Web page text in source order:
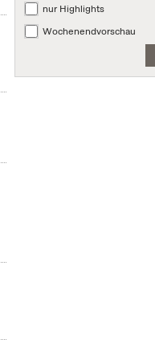
nur Highlights
Wochenendvorschau